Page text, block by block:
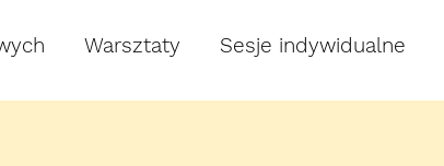
Warsztaty Sesje indywidualne